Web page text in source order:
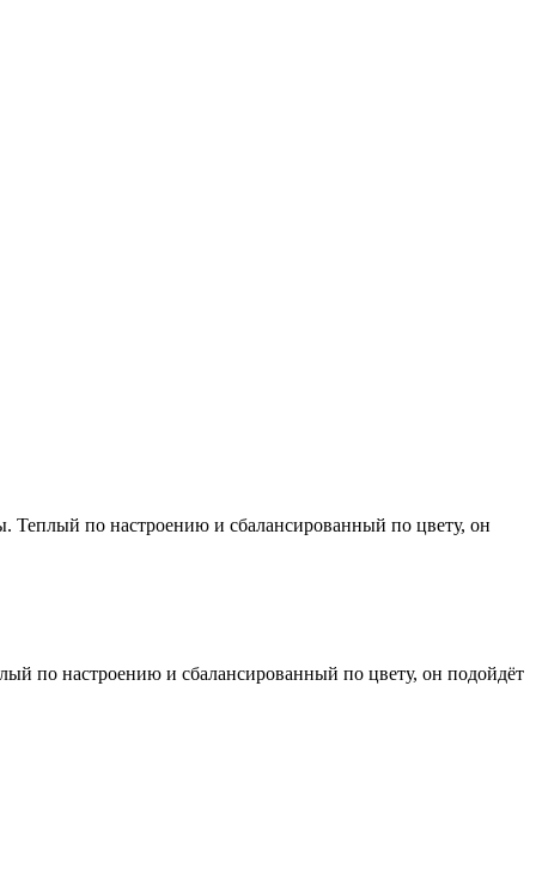
Теплый по настроению и сбалансированный по цвету, он
по настроению и сбалансированный по цвету, он подойдёт